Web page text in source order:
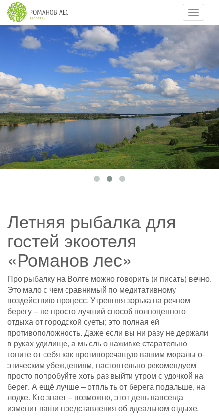
Летняя рыбалка для
гостей экоотеля
«Романов лес»
Про рыбалку на Волге можно говорить (и писать) вечно.
Это мало с чем сравнимый по медитативному
воздействию процесс. Утренняя зорька на речном
берегу – не просто лучший способ полноценного
отдыха от городской суеты; это полная ей
противоположность. Даже если вы ни разу не держали
в руках удилище, а мысль о наживке старательно
гоните от себя как противоречащую вашим морально-
этическим убеждениям, настоятельно рекомендуем:
просто попробуйте хоть раз выйти утром с удочкой на
берег. А ещё лучше – отплыть от берега подальше, на
лодке. Кто знает – возможно, этот день навсегда
изменит ваши представления об идеальном отдыхе.